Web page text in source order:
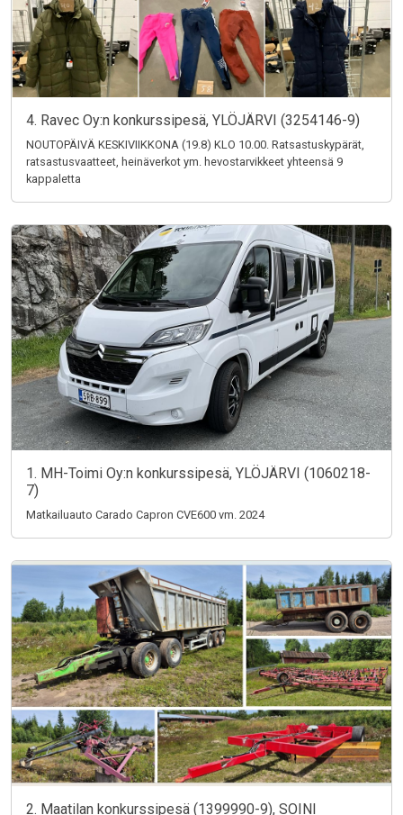
4. Ravec Oy:n konkurssipesä, YLÖJÄRVI (3254146-9)
NOUTOPÄIVÄ KESKIVIIKKONA (19.8) KLO 10.00. Ratsastuskypärät,
ratsastusvaatteet, heinäverkot ym. hevostarvikkeet yhteensä 9
kappaletta
1. MH-Toimi Oy:n konkurssipesä, YLÖJÄRVI (1060218-
7)
Matkailuauto Carado Capron CVE600 vm. 2024
2. Maatilan konkurssipesä (1399990-9), SOINI